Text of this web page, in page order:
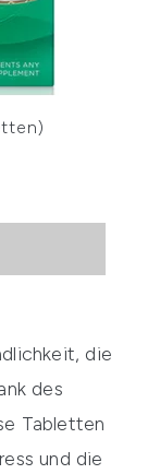
die
des
Tabletten
und die